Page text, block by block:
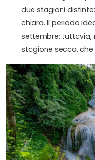
due stagioni
chiara. Il periodo
settembre; tuttavia,
stagione secca,